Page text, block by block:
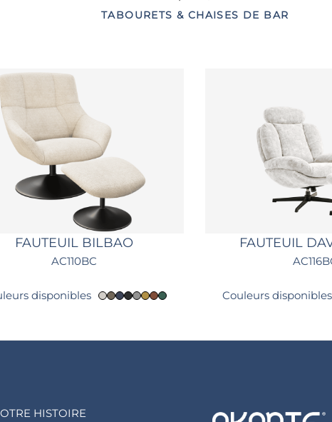
TABOURETS & CHAISES DE BAR
FAUTEUIL BILBAO
AC110BC
disponibles
FAUTEUIL
Couleurs disponibles
HISTOIRE